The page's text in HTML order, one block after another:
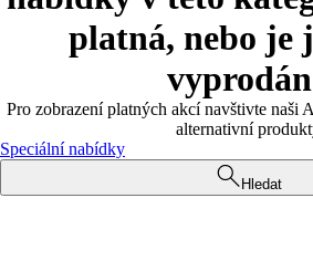
platná, nebo je
Pro zobrazení platných akcí navštivte naši
alternativní
Speciální nabídky
Hledat